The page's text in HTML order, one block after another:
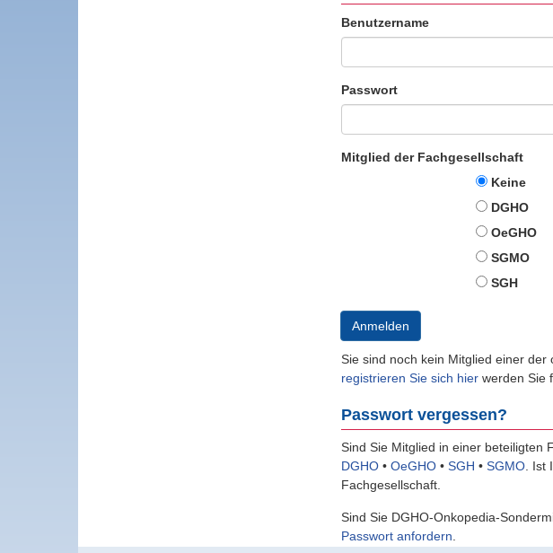
Benutzername
Passwort
Mitglied der Fachgesellschaft
Keine
DGHO
OeGHO
SGMO
SGH
Anmelden
Sie sind noch kein Mitglied einer
registrieren Sie sich hier werden Sie
Passwort vergessen?
Sind Sie Mitglied in einer beteiligten
DGHO • OeGHO • SGH • SGMO Ist
Fachgesellschaft.
Sind Sie DGHO-Onkopedia-
Passwort anfordern